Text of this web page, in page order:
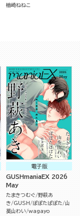
3】
楢崎ねねこ
電子版
GUSHmaniaEX 2026
May
たまきつむぐ 野萩あ
き
GUSH ぽぽたぱぽた
山
葵山わい wagayo